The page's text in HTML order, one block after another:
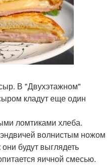
В "Двухэтажном"
кладут еще один
ломтиками хлеба.
волнистым ножом
будут выглядеть
яичной смесью.